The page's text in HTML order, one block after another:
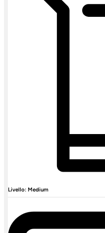
Livello: Medium